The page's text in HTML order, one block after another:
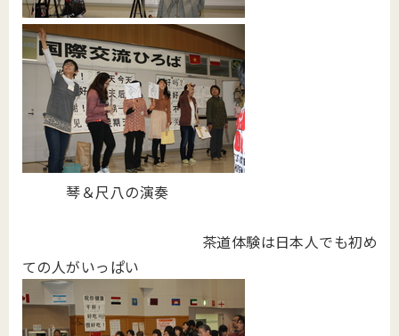
琴＆尺八の演奏
茶道体験は日本人でも初め
ての人がいっぱい